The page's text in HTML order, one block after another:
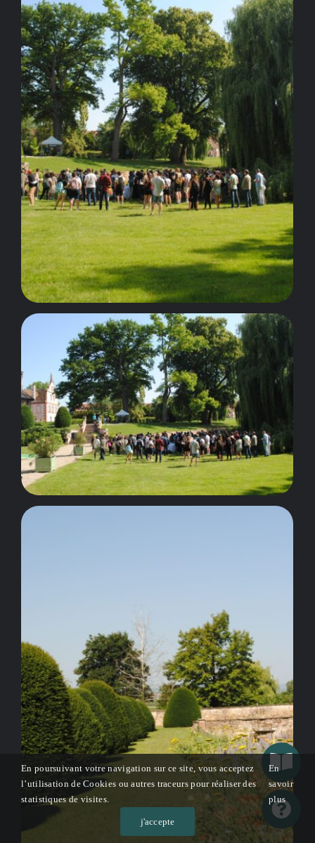
En poursuivant votre navigation sur ce site, vous acceptez
l’utilisation de Cookies ou autres traceurs pour réaliser des
statistiques de visites.
En
savoir
plus
j'accepte